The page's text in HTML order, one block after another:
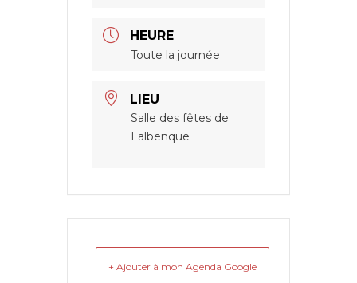
HEURE
Toute la journée
LIEU
Salle des fêtes de
Lalbenque
+ Ajouter à mon Agenda Google